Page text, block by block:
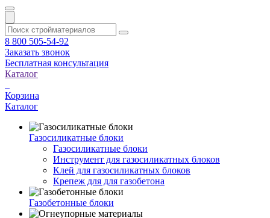
8 800 505-54-92
Заказать звонок
Бесплатная консультация
Каталог
Корзина
Каталог
Газосиликатные блоки
Газосиликатные блоки
Инструмент для газосиликатных блоков
Клей для газосиликатных блоков
Крепеж для для газобетона
Газобетонные блоки